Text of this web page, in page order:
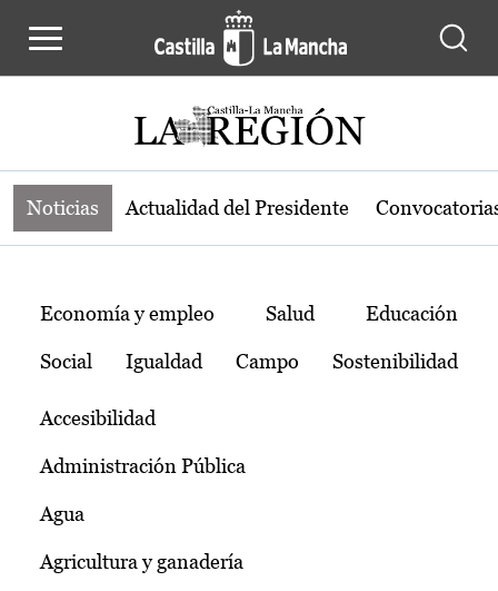
Noticias de la región de Castilla-La
Noticias Actualidad del Presidente
Temas
Economía y empleo Salud Educación
Social Igualdad Campo Sostenibilidad
Accesibilidad
Administración Pública
Agua
Agricultura y ganadería